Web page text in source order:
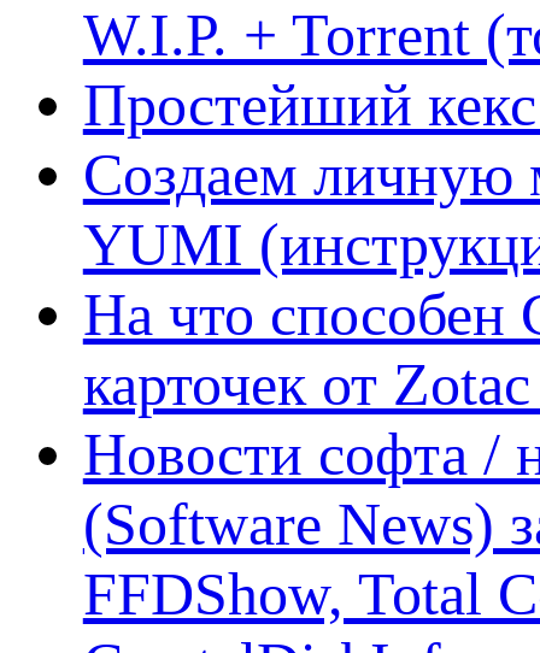
W.I.P. + Torrent
Простейший кекс
Создаем личную
YUMI
На что способен
карточек от
Новости софта /
(Software News)
FFDShow, Total